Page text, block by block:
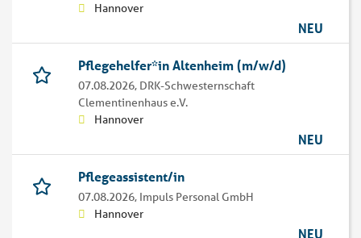
Hannover
NEU
Pflegehelfer*in Altenheim (m/w/d)
07.08.2026, DRK-Schwesternschaft
Clementinenhaus e.V.
Hannover
NEU
Pflegeassistent/in
07.08.2026, Impuls Personal GmbH
Hannover
NEU